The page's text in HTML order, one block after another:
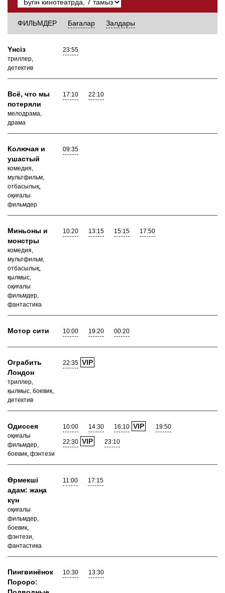
ФИЛЬМДЕР Бағалар Залдары
Yнсiз
триллер,
детектив
23:55
Всё, что мы
потеряли
мелодрама,
драма
17:10 22:10
Колючая и
ушастый
комедия,
мультфильм,
отбасылық,
оқиғалы
фильмдер
09:35
Миньоны и
монстры
комедия,
мультфильм,
отбасылық,
қылмыс,
оқиғалы
фильмдер,
фантастика
10:20 13:15 15:15 17:50
Мотор сити 10:00 19:20 00:20
Ограбить
Лондон
триллер,
қылмыс, боевик,
детектив
22:35 VIP
Одиссея
оқиғалы
фильмдер,
боевик, фэнтези
10:00 14:30 16:10 VIP 19:50
22:30 VIP 23:10
Өрмекші
адам: жаңа
күн
оқиғалы
фильмдер,
боевик,
фэнтези,
фантастика
11:00 17:15
Пингвинёнок
Пороро:
10:30 13:30